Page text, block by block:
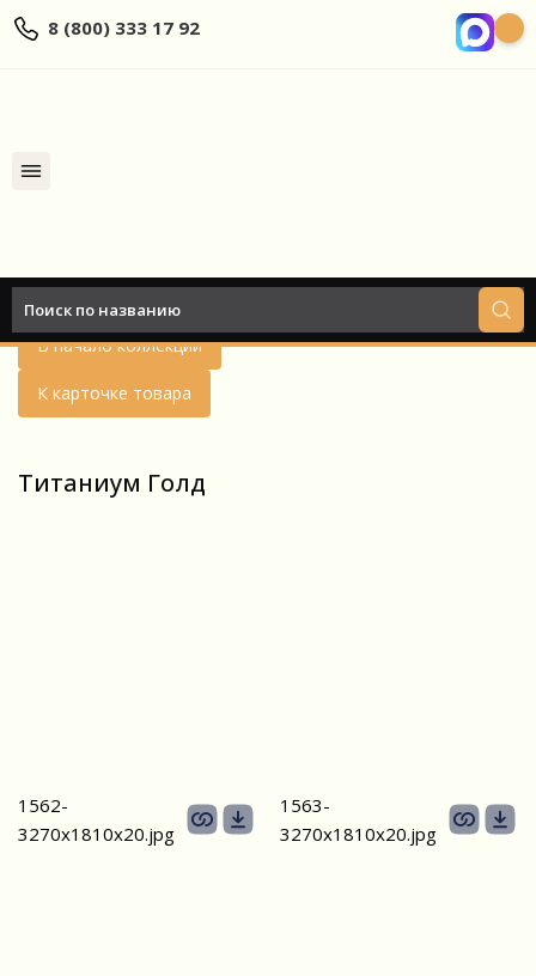
8 (800) 333 17 92
Назад
В начало коллекции
К карточке товара
Титаниум Голд
1562-
3270х1810х20.jpg
1563-
3270х1810х20.jpg